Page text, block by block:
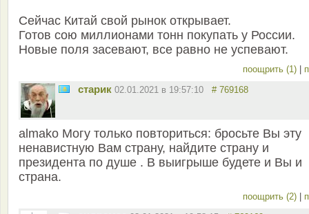
Сейчас Китай свой рынок открывает.
Готов сою миллионами тонн покупать у России.
Новые поля засевают, все равно не успевают.
поощрить (1)
старик 02.01.2021 в 19:57:10 # 769168
almako Могу только повториться: бросьте Вы эту
ненавистную Вам страну, найдите страну и
президента по душе . В выигрыше будете и Вы и
страна.
поощрить (2)